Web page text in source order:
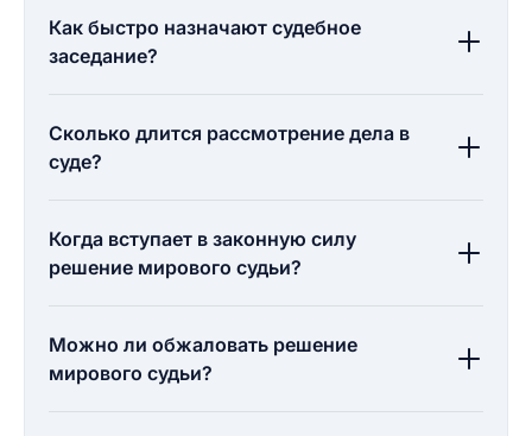
Как быстро назначают судебное
заседание?
Сколько длится рассмотрение дела в
суде?
Когда вступает в законную силу
решение мирового судьи?
Можно ли обжаловать решение
мирового судьи?